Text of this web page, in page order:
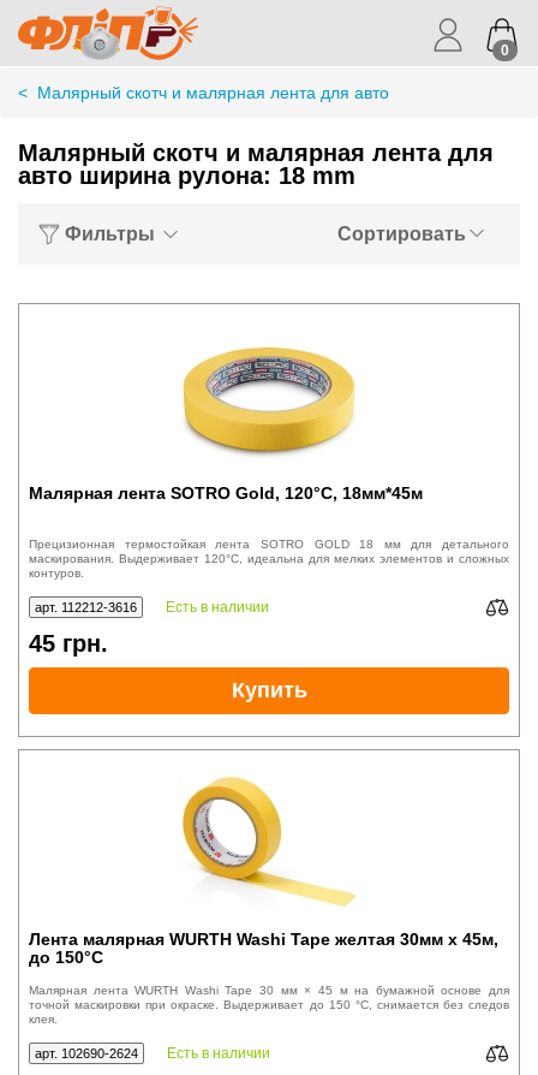
0
< Малярный скотч и малярная лента для авто
Малярный скотч и малярная лента для
авто ширина рулона: 18 mm
Фильтры Сортировать
Малярная лента SOTRO Gold, 120°C, 18мм*45м
Прецизионная термостойкая лента SOTRO GOLD 18 мм для детального
маскирования. Выдерживает 120°C, идеальна для мелких элементов и сложных
контуров.
арт. 112212-3616 Есть в наличии
45 грн.
Купить
Лента малярная WURTH Washi Tape желтая 30мм х 45м,
до 150°C
Малярная лента WURTH Washi Tape 30 мм × 45 м на бумажной основе для
точной маскировки при окраске. Выдерживает до 150 °C, снимается без следов
клея.
арт. 102690-2624 Есть в наличии